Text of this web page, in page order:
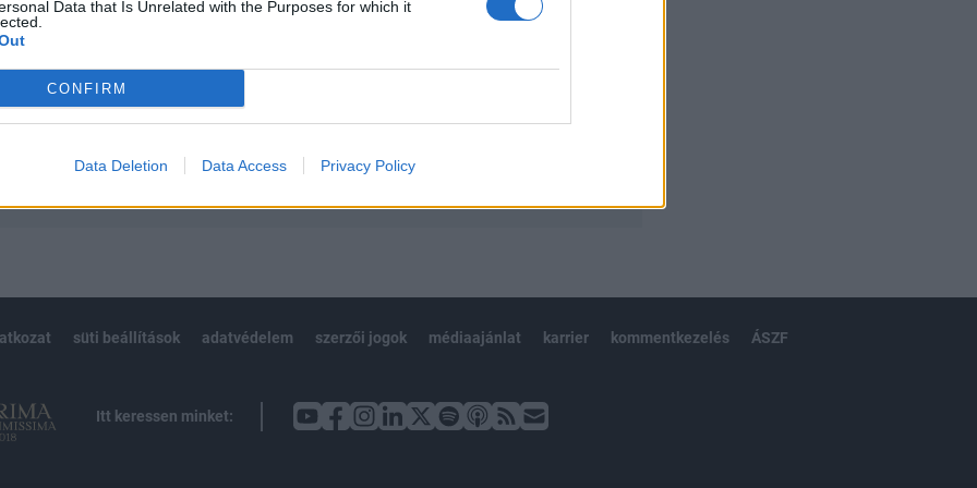
Data that Is Unrelated with the Purposes for which it
CONFIRM
Data Deletion Data Access Privacy Policy
cikkarchívum
elmúlt 2 év napon belüli
Előfizetés
süti beállítások adatvédelem szerzői jogok médiaajánlat karrier kommentkezelés ÁSZF
Itt keressen minket: